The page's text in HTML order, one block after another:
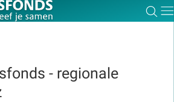
- regionale